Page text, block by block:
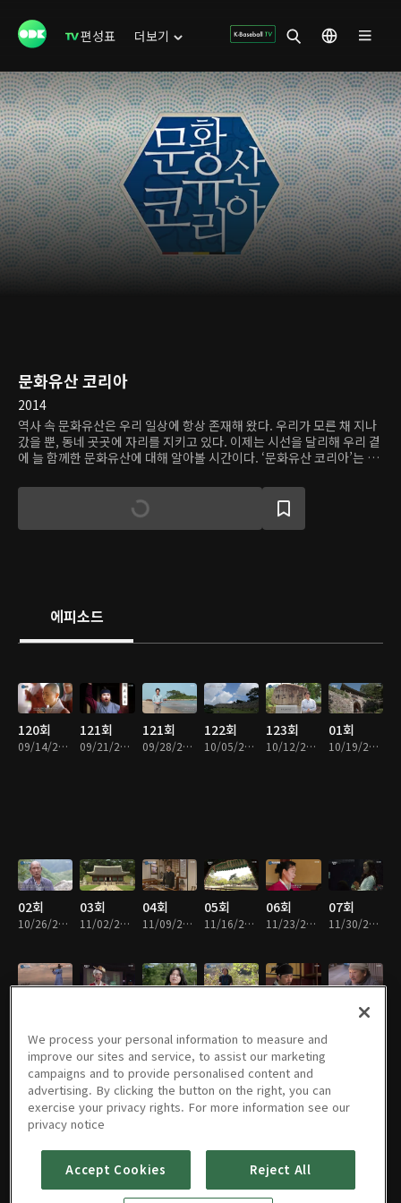
편성표 더보기
문화유산 코리아
2014
역사 속 문화유산은 우리 일상에 항상 존재해 왔다. 우리가 모른 채 지나
갔을 뿐, 동네 곳곳에 자리를 지키고 있다. 이제는 시선을 달리해 우리 곁
에 늘 함께한 문화유산에 대해 알아볼 시간이다. ‘문화유산 코리아’는 지
선정한 75개의 문화유산 여행길’로 시청자들과 함께해 왔다. 이번 테마
는 일상 속 문화유산으로, 친근하면서도 더욱 깊게 역사 속 여러 이야기
에피소드
120회
09/14/2019 • 8분
121회
09/21/2019 • 9분
121회
09/28/2019 • 9분
122회
10/05/2019 • 8분
123회
10/12/2019 • 8분
01회
10/19/2019 • 9분
02회
10/26/2019 • 9분
03회
11/02/2019 • 9분
04회
11/09/2019 • 8분
05회
11/16/2019 • 8분
06회
11/23/2019 • 9분
07회
11/30/2019 • 8분
14회
01/25/2020 • 8분
15회 16회 17회 18회 19회
We process your personal information to measure and
improve our sites and service, to assist our marketing
campaigns and to provide personalised content and
advertising. By clicking the button on the right, you can
exercise your privacy rights. For more information see our
privacy notice
Accept Cookies Reject All